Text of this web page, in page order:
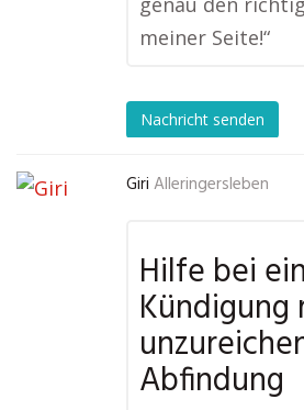
meiner Seite!“
Nachricht senden
Giri Alleringersleben
Hilfe bei
Kündigung
Abfindung